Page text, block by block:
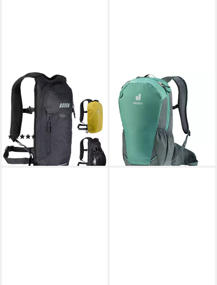
AARON
Fahrradrucksack 8L
Sportrucksack Klein
Wasserdicht Regenschutz
Fahrrad Trekking
39,99 €
lieferbar - in 5-6 Werktagen bei dir
DEUTER
Fahrradrucksack Velo 12,
kompakter und leichter Bike-
Rucksack Tagesrucksack
49,99 €
lieferbar - in 3-4 Werktagen bei dir